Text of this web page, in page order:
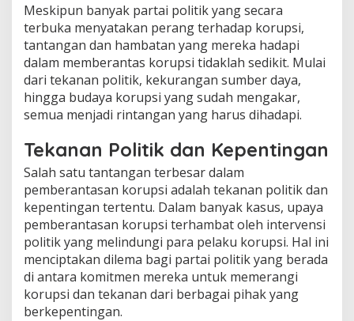
Meskipun banyak partai politik yang secara
terbuka menyatakan perang terhadap korupsi,
tantangan dan hambatan yang mereka hadapi
dalam memberantas korupsi tidaklah sedikit. Mulai
dari tekanan politik, kekurangan sumber daya,
hingga budaya korupsi yang sudah mengakar,
semua menjadi rintangan yang harus dihadapi.
Tekanan Politik dan Kepentingan
Salah satu tantangan terbesar dalam
pemberantasan korupsi adalah tekanan politik dan
kepentingan tertentu. Dalam banyak kasus, upaya
pemberantasan korupsi terhambat oleh intervensi
politik yang melindungi para pelaku korupsi. Hal ini
menciptakan dilema bagi partai politik yang berada
di antara komitmen mereka untuk memerangi
korupsi dan tekanan dari berbagai pihak yang
berkepentingan.